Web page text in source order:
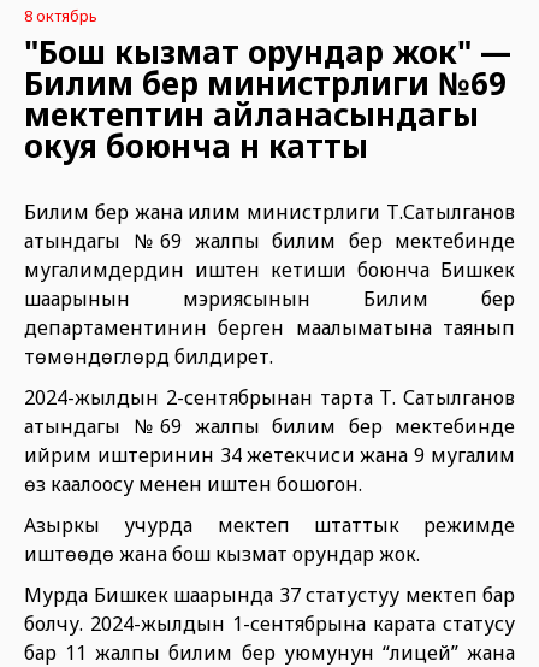
8 октябрь
"Бош кызмат орундар жок" —
Билим берүү министрлиги №69
мектептин айланасындагы
окуя боюнча үн катты
Билим берүү жана илим министрлиги Т.Сатылганов
атындагы №69 жалпы билим берүү мектебинде
мугалимдердин иштен кетиши боюнча Бишкек
шаарынын мэриясынын Билим берүү
департаментинин берген маалыматына таянып
төмөндөгүлөрдү билдирет.
2024-жылдын 2-сентябрынан тарта Т. Сатылганов
атындагы №69 жалпы билим берүү мектебинде
ийрим иштеринин 34 жетекчиси жана 9 мугалим
өз каалоосу менен иштен бошогон.
Азыркы учурда мектеп штаттык режимде
иштөөдө жана бош кызмат орундар жок.
Мурда Бишкек шаарында 37 статустуу мектеп бар
болчу. 2024-жылдын 1-сентябрына карата статусу
бар 11 жалпы билим берүү уюмунун “лицей” жана